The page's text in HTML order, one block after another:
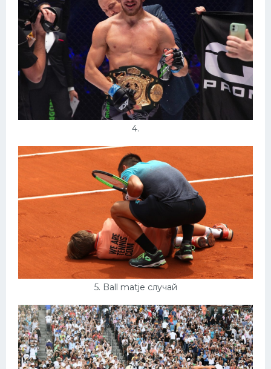
4.
5. Ball matje случай